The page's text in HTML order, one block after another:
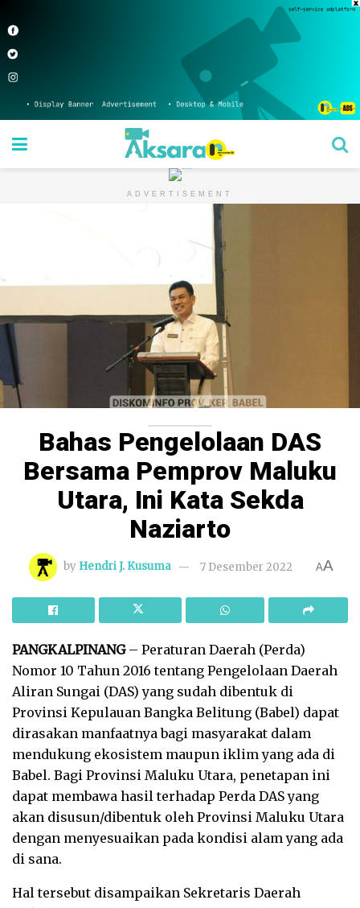
ADVERTISEMENT
Bahas Pengelolaan DAS
Bersama Pemprov Maluku
Utara, Ini Kata Sekda
Naziarto
by Hendri J. Kusuma 7 Desember 2022 AA
PANGKALPINANG– Peraturan Daerah (Perda)
Nomor 10 Tahun 2016 tentang Pengelolaan Daerah
Aliran Sungai (DAS) yang sudah dibentuk di
Provinsi Kepulauan Bangka Belitung (Babel) dapat
dirasakan manfaatnya bagi masyarakat dalam
mendukung ekosistem maupun iklim yang ada di
Babel. Bagi Provinsi Maluku Utara, penetapan ini
dapat membawa hasil terhadap Perda DAS yang
akan disusun/dibentuk oleh Provinsi Maluku Utara
dengan menyesuaikan pada kondisi alam yang ada
di sana.
Hal tersebut disampaikan Sekretaris Daerah